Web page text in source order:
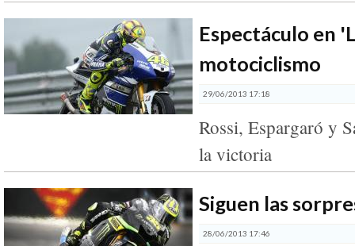
Espectáculo en
motociclismo
29/06/2013 17:18
Rossi, Espargaró y
la victoria
Siguen las
28/06/2013 17:46